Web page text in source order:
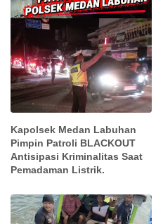
Kapolsek Medan Labuhan
Pimpin Patroli BLACKOUT
Antisipasi Kriminalitas Saat
Pemadaman Listrik.